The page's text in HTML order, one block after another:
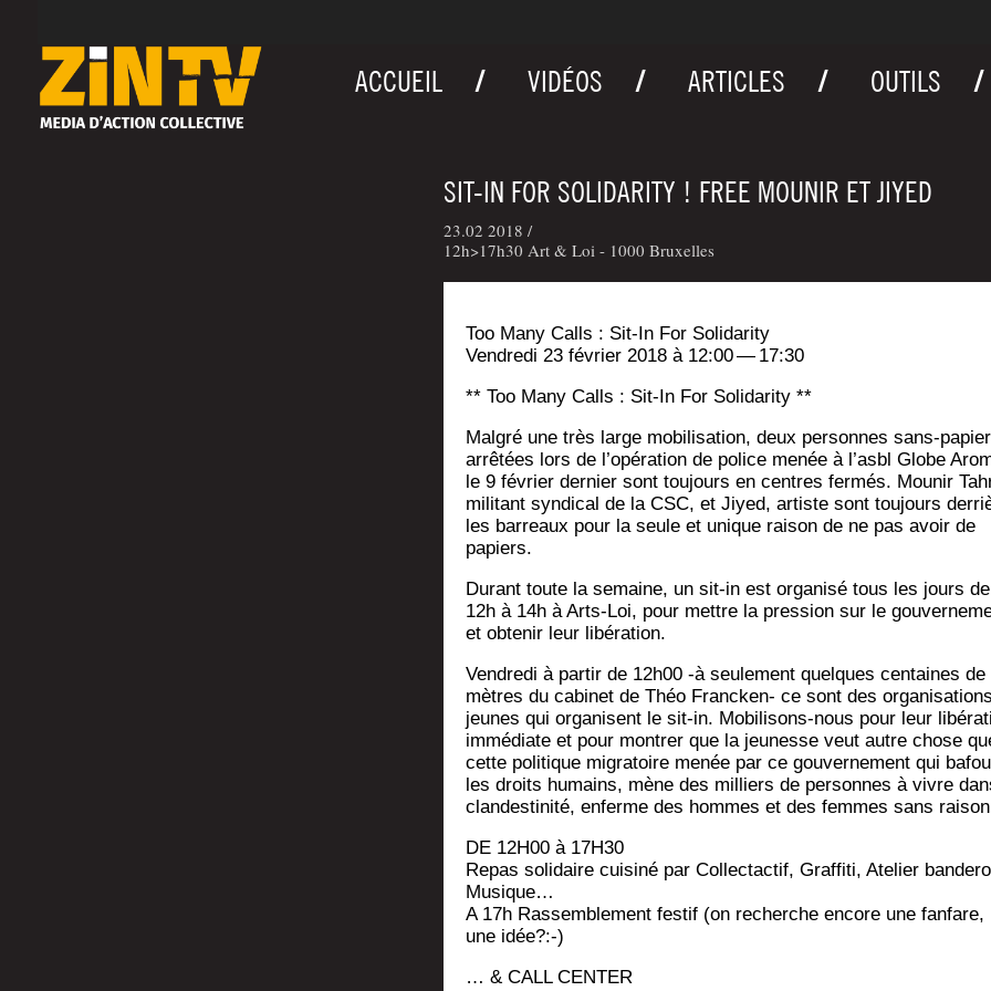
ACCUEIL VIDÉOS ARTICLES OUTILS
SIT-IN FOR SOLIDARITY ! FREE MOUNIR ET JIYED
23.02 2018 /
12h>17h30 Art & Loi - 1000 Bruxelles
Too Many Calls : Sit-In For Solidarity
Ven­dre­di 23 février 2018 à 12:00 — 17:30
** Too Many Calls : Sit-In For Solidarity **
Mal­gré une très large mobi­li­sa­tion, deux per­sonnes sans-
arrê­tées lors de l’o­pé­ra­tion de police menée à l’as­bl Globe
le 9 février der­nier sont tou­jours en centres fer­més. Mou­nir
mili­tant syn­di­cal de la CSC, et Jiyed, artiste sont tou­jours
les bar­reaux pour la seule et unique rai­son de ne pas avoir de
papiers.
Durant toute la semaine, un sit-in est orga­ni­sé tous les jours de
12h à 14h à Arts-Loi, pour mettre la pres­sion sur le
et obte­nir leur libération.
Ven­dre­di à par­tir de 12h00 ‑à seule­ment quelques cen­taines de
mètres du cabi­net de Théo Fran­cken- ce sont des
jeunes qui orga­nisent le sit-in. Mobi­li­sons-nous pour leur
immé­diate et pour mon­trer que la jeu­nesse veut autre chose
cette poli­tique migra­toire menée par ce gou­ver­ne­ment qui
les droits humains, mène des mil­liers de per­sonnes à vivre
clan­des­ti­ni­té, enferme des hommes et des femmes sans
DE 12H00 à 17H30
Repas soli­daire cui­si­né par Col­lec­tac­tif, Graf­fi­ti, Ate­lier
Musique…
A 17h Ras­sem­ble­ment fes­tif (on recherche encore une fan­fare,
une idée?:-)
… & CALL CENTER